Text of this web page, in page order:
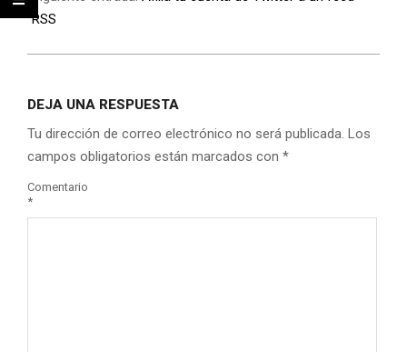
RSS
DEJA UNA RESPUESTA
Tu dirección de correo electrónico no será publicada. Los
campos obligatorios están marcados con *
Comentario
*